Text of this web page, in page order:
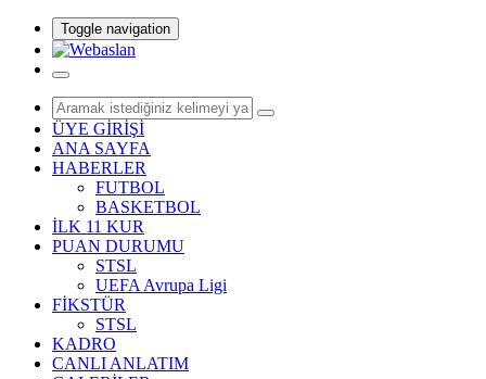
Toggle navigation
ÜYE GİRİŞİ
ANA SAYFA
HABERLER
FUTBOL
BASKETBOL
İLK 11 KUR
PUAN DURUMU
STSL
UEFA Avrupa Ligi
FİKSTÜR
STSL
KADRO
CANLI ANLATIM